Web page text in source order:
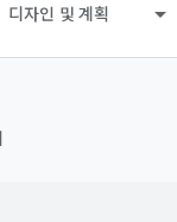
디자인 및 계획